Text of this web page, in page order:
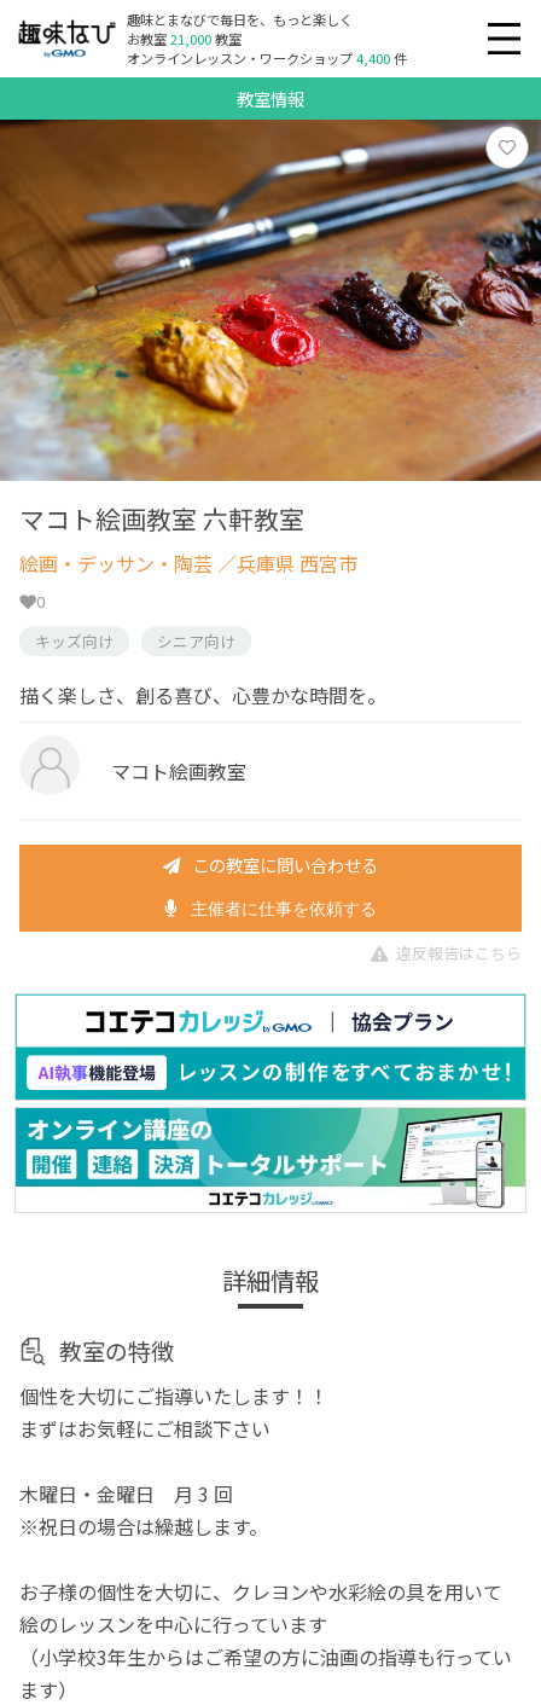
趣味とまなびで毎日を、もっと楽しく
お教室21,000教室
オンラインレッスン・ワークショップ4,400件
教室情報
マコト絵画教室 六軒教室
絵画・デッサン・陶芸 ／兵庫県 西宮市
0
キッズ向け
シニア向け
描く楽しさ、創る喜び、心豊かな時間を。
マコト絵画教室
この教室に問い合わせる
主催者に仕事を依頼する
違反報告はこちら
詳細情報
教室の特徴
個性を大切にご指導いたします！！
まずはお気軽にご相談下さい
木曜日・金曜日 月 3 回
※祝日の場合は繰越します。
お子様の個性を大切に、クレヨンや水彩絵の具を用いて
絵のレッスンを中心に行っています
（小学校3年生からはご希望の方に油画の指導も行ってい
ます）